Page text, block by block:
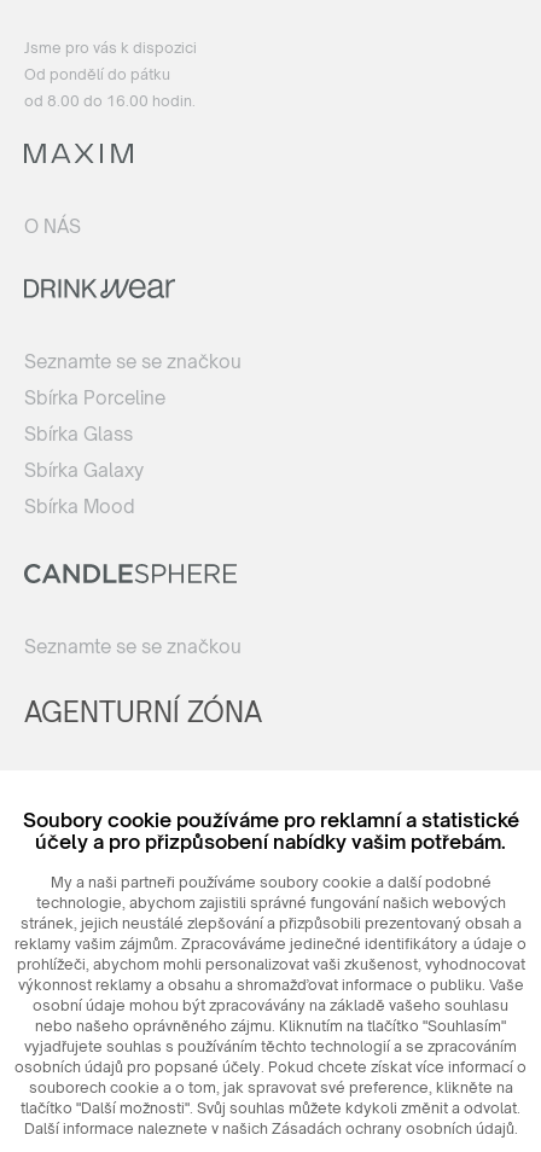
Jsme pro vás k dispozici
Od pondělí do pátku
od 8.00 do 16.00 hodin.
O NÁS
Seznamte se se značkou
Sbírka Porceline
Sbírka Glass
Sbírka Galaxy
Sbírka Mood
Seznamte se se značkou
AGENTURNÍ ZÓNA
Login
© 2026MAXIM Ceramics Sp. z o. o.
Soubory cookie používáme pro reklamní a statistické
účely a pro přizpůsobení nabídky vašim potřebám.
My a naši partneři používáme soubory cookie a další podobné
technologie, abychom zajistili správné fungování našich webových
stránek, jejich neustálé zlepšování a přizpůsobili prezentovaný obsah a
reklamy vašim zájmům. Zpracováváme jedinečné identifikátory a údaje o
prohlížeči, abychom mohli personalizovat vaši zkušenost, vyhodnocovat
výkonnost reklamy a obsahu a shromažďovat informace o publiku. Vaše
osobní údaje mohou být zpracovávány na základě vašeho souhlasu
nebo našeho oprávněného zájmu. Kliknutím na tlačítko "Souhlasím"
vyjadřujete souhlas s používáním těchto technologií a se zpracováním
osobních údajů pro popsané účely. Pokud chcete získat více informací o
souborech cookie a o tom, jak spravovat své preference, klikněte na
tlačítko "Další možnosti". Svůj souhlas můžete kdykoli změnit a odvolat.
Další informace naleznete v našich Zásadách ochrany osobních údajů.